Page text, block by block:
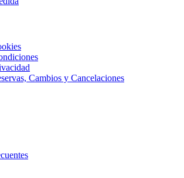
Cambios y Cancelaciones